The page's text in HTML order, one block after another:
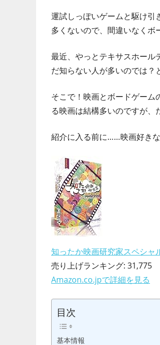
す？
運試しっぽいゲームと駆け引
多くないので、間違いなくボ
最近、やっとテキサスホール
だ知らない人が多いのでは？
そこで！映画とボードゲー
る映画は結構多いのですが、
紹介に入る前に……映画好き
知ったか映画研究家スペシャ
売り上げランキング: 31,775
Amazon.co.jpで詳細を見る
目次
基本情報